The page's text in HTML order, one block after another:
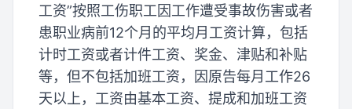
工资”按照工伤职工因工作遭受事故伤害或者
患职业病前12个月的平均月工资计算，包括
计时工资或者计件工资、奖金、津贴和补贴
等，但不包括加班工资，因原告每月工作26
天以上，工资由基本工资、提成和加班工资